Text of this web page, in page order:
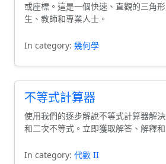
或座標。這是一個快速、直觀的三角
生、教師和專業人士。
In category: 幾何學
不等式計算器
使用我們的逐步解說不等式計算器解
和二次不等式。立即獲取解答、解釋和
In category: 代數 II